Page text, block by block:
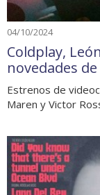
04/10/2024
Coldplay,
novedades
Estrenos de
Maren y Victor